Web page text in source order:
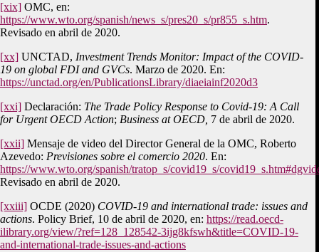
[xix] OMC, en:
https://www.wto.org/spanish/news_s/pres20_s/pr855_s.htm.
Revisado en abril de 2020.
[xx] UNCTAD, Investment Trends Monitor: Impact of the COVID-
19 on global FDI and GVCs. Marzo de 2020. En:
https://unctad.org/en/PublicationsLibrary/diaeiainf2020d3
[xxi] Declaración: The Trade Policy Response to Covid-19: A Call
for Urgent OECD Action; Business at OECD, 7 de abril de 2020.
[xxii] Mensaje de video del Director General de la OMC, Roberto
Azevedo: Previsiones sobre el comercio 2020. En:
https://www.wto.org/spanish/tratop_s/covid19_s/
Revisado en abril de 2020.
[xxiii] OCDE (2020) COVID-19 and international trade: issues and
actions. Policy Brief, 10 de abril de 2020, en: https://read.oecd-
ilibrary.org/view/?ref=128_128542-3ijg8kfswh&title=COVID-19-
and-international-trade-issues-and-actions